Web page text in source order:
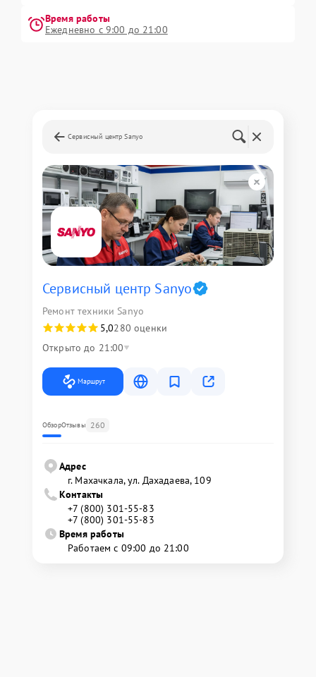
Время работы
Ежедневно с 9:00 до 21:00
Сервисный центр Sanyo
Сервисный центр Sanyo
Ремонт техники Sanyo
5,0280 оценки
Открыто до 21:00
Маршрут
ОбзорОтзывы 260
Адрес
г. Махачкала, ул. Дахадаева, 109
Контакты
+7 (800) 301-55-83
+7 (800) 301-55-83
Время работы
Работаем с 09:00 до 21:00